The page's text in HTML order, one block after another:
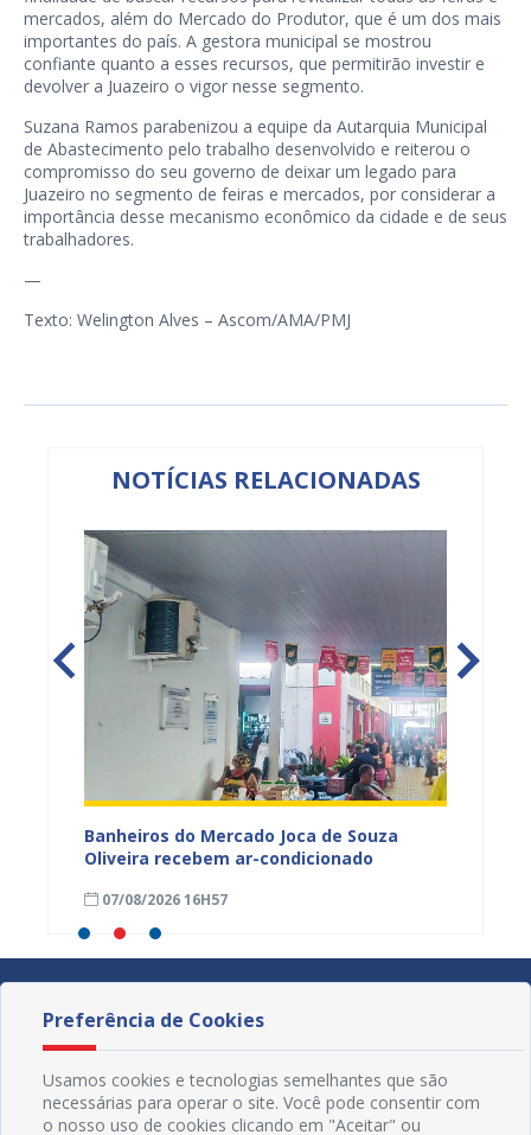
mercados, além do Mercado do Produtor, que é um dos mais
importantes do país. A gestora municipal se mostrou
confiante quanto a esses recursos, que permitirão investir e
devolver a Juazeiro o vigor nesse segmento.
Suzana Ramos parabenizou a equipe da Autarquia Municipal
de Abastecimento pelo trabalho desenvolvido e reiterou o
compromisso do seu governo de deixar um legado para
Juazeiro no segmento de feiras e mercados, por considerar a
importância desse mecanismo econômico da cidade e de seus
trabalhadores.
—
Texto: Welington Alves – Ascom/AMA/PMJ
NOTÍCIAS RELACIONADAS
Banheiros do Mercado Joca de Souza
Oliveira recebem ar-condicionado
07/08/2026 16H57
Preferência de Cookies
Usamos cookies e tecnologias semelhantes que são
necessárias para operar o site. Você pode consentir com
o nosso uso de cookies clicando em "Aceitar" ou